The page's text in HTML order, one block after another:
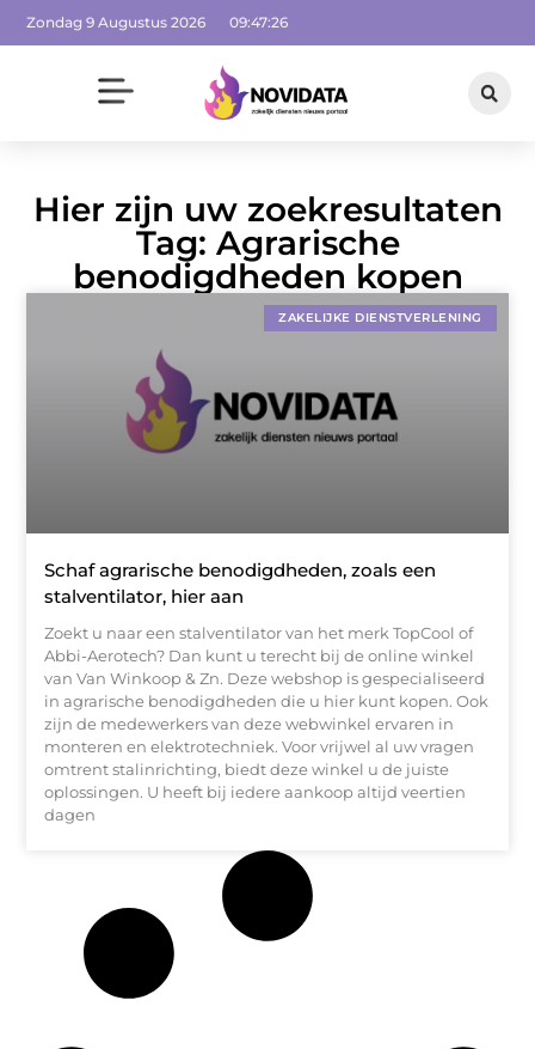
Zondag 9 Augustus 2026 09:47:26
Hier zijn uw zoekresultaten
Tag: Agrarische
benodigdheden kopen
ZAKELIJKE DIENSTVERLENING
Schaf agrarische benodigdheden, zoals een
stalventilator, hier aan
Zoekt u naar een stalventilator van het merk TopCool of
Abbi-Aerotech? Dan kunt u terecht bij de online winkel
van Van Winkoop & Zn. Deze webshop is gespecialiseerd
in agrarische benodigdheden die u hier kunt kopen. Ook
zijn de medewerkers van deze webwinkel ervaren in
monteren en elektrotechniek. Voor vrijwel al uw vragen
omtrent stalinrichting, biedt deze winkel u de juiste
oplossingen. U heeft bij iedere aankoop altijd veertien
dagen